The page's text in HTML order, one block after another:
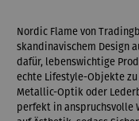
Nordic Flame von
skandinavischem Design
dafür, lebenswichtige
echte Lifestyle-Objekte
Metallic-Optik oder
perfekt in